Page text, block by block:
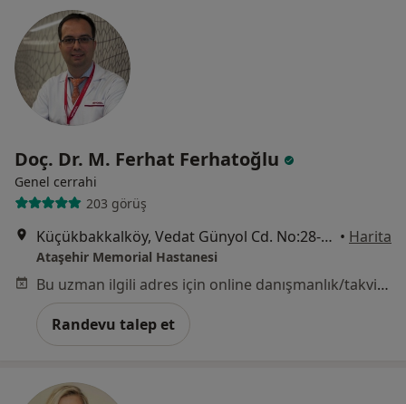
Doç. Dr. M. Ferhat Ferhatoğlu
Genel cerrahi
203 görüş
Küçükbakkalköy, Vedat Günyol Cd. No:28-30, İstanbul • Harita
Ataşehir Memorial Hastanesi
Bu uzman ilgili adres için online danışmanlık/takvim sunmuyor.
Randevu talep et